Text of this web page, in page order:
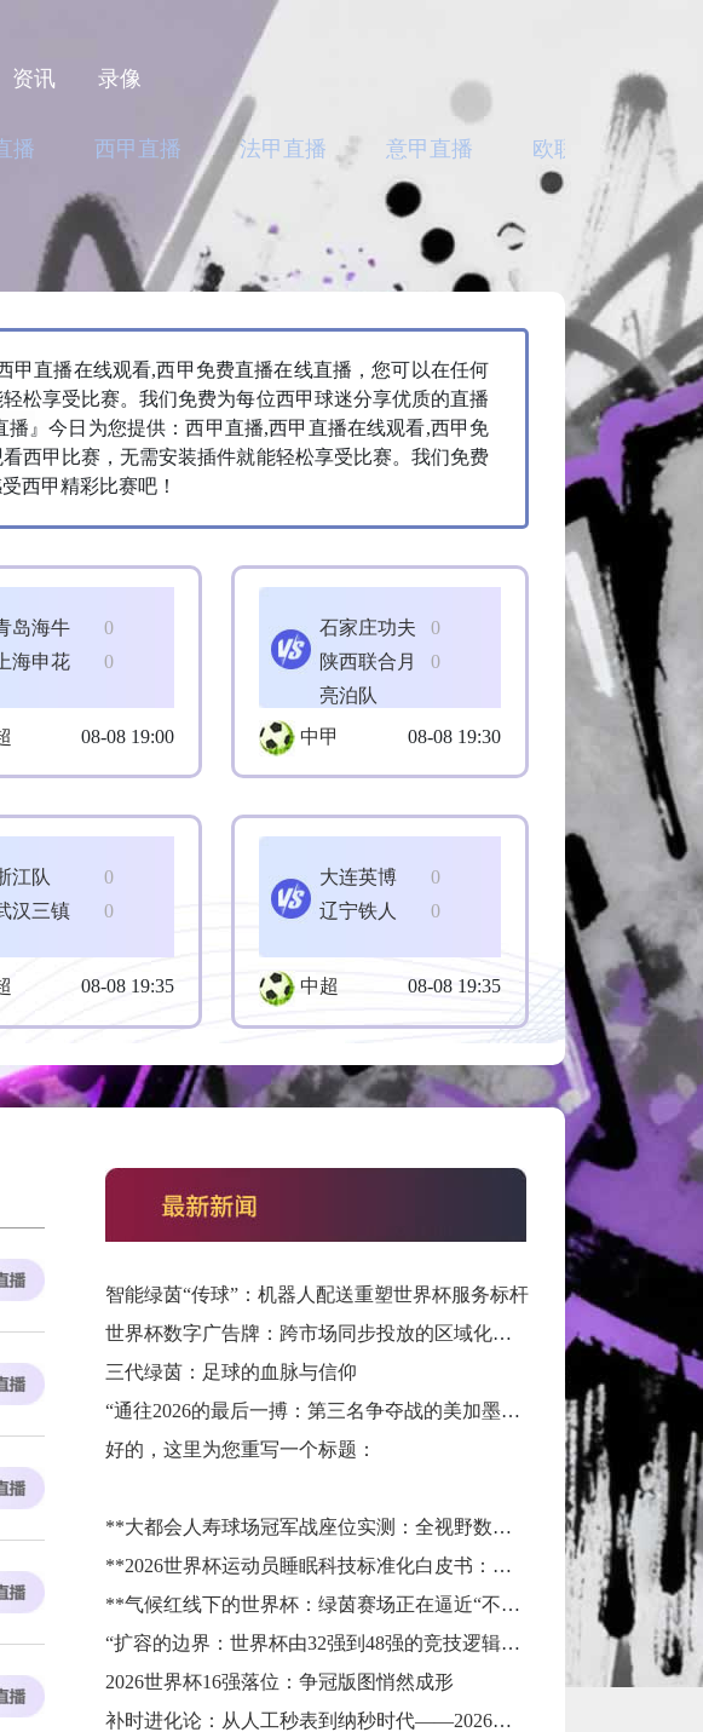
资讯 录像
播 西甲直播 法甲直播 意甲直播 欧联直播
甲直播在线观看,西甲免费直播在线直播，您可以在任何
松享受比赛。我们免费为每位西甲球迷分享优质的直播
』今日为您提供：西甲直播,西甲直播在线观看,西甲免
西甲比赛，无需安装插件就能轻松享受比赛。我们免费
西甲精彩比赛吧！
0
岛海牛
0
上海申花
08-08 19:00
0
石家庄功夫
0
陕西联合月
亮泊队
中甲
08-08 19:30
0
江队
0
汉三镇
08-08 19:35
0
大连英博
0
辽宁铁人
中超 08-08 19:35
智能绿茵“传球”：机器人配送重塑世界杯服务标杆
世界杯数字广告牌：跨市场同步投放的区域化定制方案
三代绿茵：足球的血脉与信仰
“通往2026的最后一搏：第三名争夺战的美加墨门票生死局”
好的，这里为您重写一个标题：
**大都会人寿球场冠军战座位实测：全视野数据解析与等级精准评估**
**2026世界杯运动员睡眠科技标准化白皮书：智能穿戴监测标准与认证体系框架**
**气候红线下的世界杯：绿茵赛场正在逼近“不可承受之热”**
“扩容的边界：世界杯由32强到48强的竞技逻辑与体系重塑”
2026世界杯16强落位：争冠版图悄然成形
补时进化论：从人工秒表到纳秒时代——2026世界杯计时规则展望